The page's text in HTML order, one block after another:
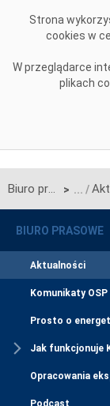
Strona
cookies w
W przeglądarce
plikach
Biuro prasowe >
BIURO PRASOWE
Aktualności
Komunikaty OSP
Prosto o
Jak funkcjonuje
Opracowania
Podcast